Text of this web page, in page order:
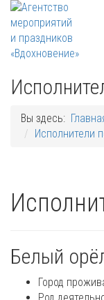
Вы здесь:
Исполнители
Белый
Город